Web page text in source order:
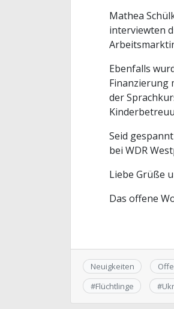
Mathea
interviewten
Ebenfalls
Finanzierung
der
Seid
bei WDR
Liebe Grüße
Das offene
Neuigkeiten
#Flüchtlinge #